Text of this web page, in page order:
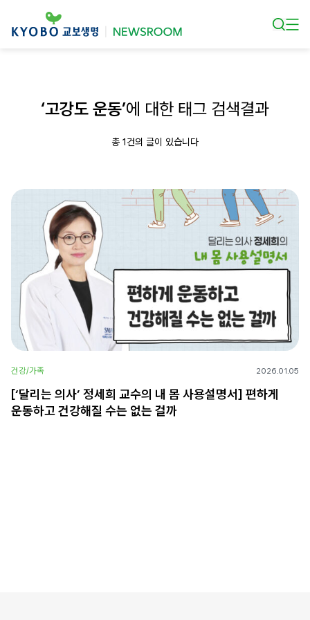
‘고강도 운동’에 대한 태그 검색결과
총 1건의 글이 있습니다
건강/가족 2026.01.05
[‘달리는 의사’ 정세희 교수의 내 몸 사용설명서] 편하게
운동하고 건강해질 수는 없는 걸까